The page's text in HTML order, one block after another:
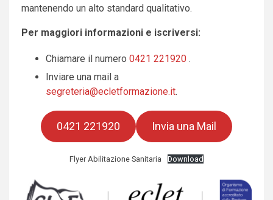
mantenendo un alto standard qualitativo.
Per maggiori informazioni e iscriversi:
Chiamare il numero 0421 221920 .
Inviare una mail a
segreteria@ecletformazione.it.
0421 221920 Invia una Mail
Flyer Abilitazione Sanitaria Download